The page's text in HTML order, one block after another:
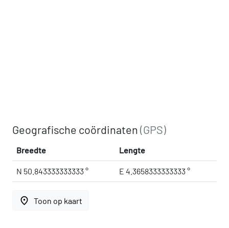
Geografische coördinaten(GPS)
Breedte Lengte
N 50.843333333333 ° E 4.3658333333333 °
place Toon op kaart